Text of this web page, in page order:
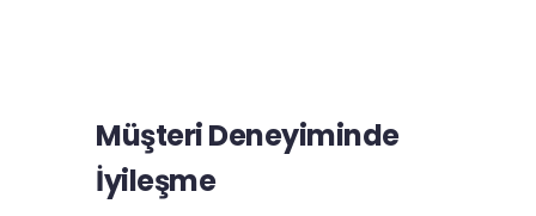
Müşteri Deneyiminde
İyileşme